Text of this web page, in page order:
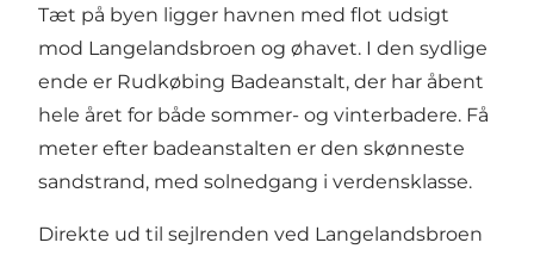
Tæt på byen ligger havnen med flot udsigt
mod Langelandsbroen og øhavet. I den sydlige
ende er Rudkøbing Badeanstalt, der har åbent
hele året for både sommer- og vinterbadere. Få
meter efter badeanstalten er den skønneste
sandstrand, med solnedgang i verdensklasse.
Direkte ud til sejlrenden ved Langelandsbroen